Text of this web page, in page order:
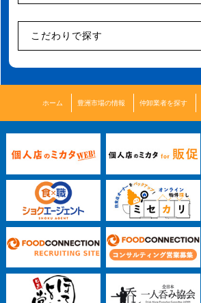
こだわりで探す
ホーム 豊洲市場の情報 仲卸業者を探す